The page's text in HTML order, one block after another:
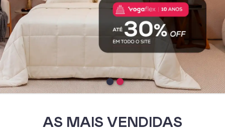
AS MAIS VENDIDAS